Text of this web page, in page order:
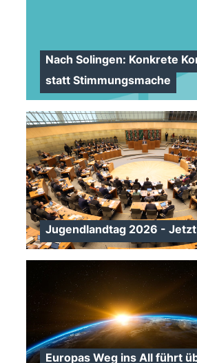
Nach Solingen: Konkrete
statt Stimmungsmache
Jugendlandtag 2026 -
Europas Weg ins All führt